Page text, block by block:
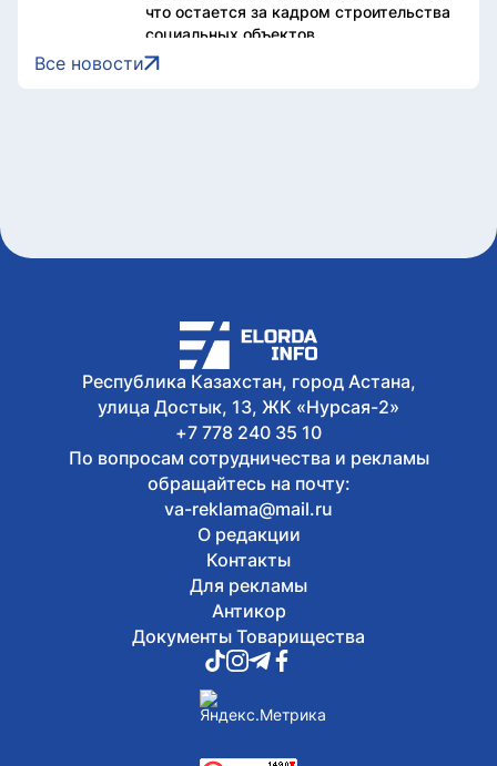
что остается за кадром строительства
социальных объектов
Сегодня, 11:00
Курс валют в обменниках Астаны на 8
реабилитационные центры
Сегодня, 07:00
Какой будет погода в Астане 8 августа
Все новости
Республика Казахстан, город Астана,
улица Достык, 13, ЖК «Нурсая-2»
+7 778 240 35 10
По вопросам сотрудничества и рекламы
обращайтесь на почту:
va-reklama@mail.ru
О редакции
Контакты
Для рекламы
Антикор
Документы Товарищества